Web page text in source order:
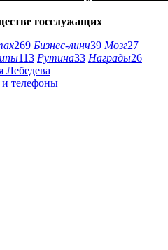
госслужащих
269 Бизнес-линч39 Мозг27
113 Рутина33 Награды26
Лебедева
и телефоны